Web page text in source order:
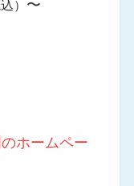
） 〜
ホームペー